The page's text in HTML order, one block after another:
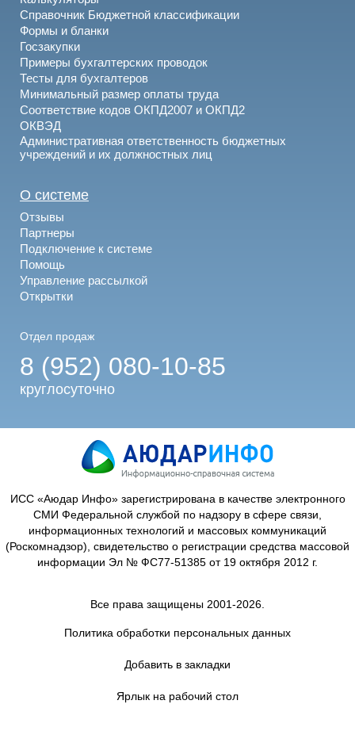
Справочник Бюджетной классификации
Формы и бланки
Госзакупки
Примеры бухгалтерских проводок
Тесты для бухгалтеров
Минимальный размер оплаты труда
Соответствие кодов ОКПД2007 и ОКПД2
ОКВЭД
Административная ответственность бюджетных
учреждений и их должностных лиц
О системе
Отзывы
Партнеры
Подключение к системе
Помощь
Управление рассылкой
Открытки
Отдел продаж
8 (952) 080-10-85
круглосуточно
ИСС «Аюдар Инфо» зарегистрирована в качестве электронного
СМИ Федеральной службой по надзору в сфере связи,
информационных технологий и массовых коммуникаций
(Роскомнадзор), свидетельство о регистрации средства массовой
информации Эл № ФС77-51385 от 19 октября 2012 г.
Все права защищены 2001-2026.
Политика обработки персональных данных
Добавить в закладки
Ярлык на рабочий стол